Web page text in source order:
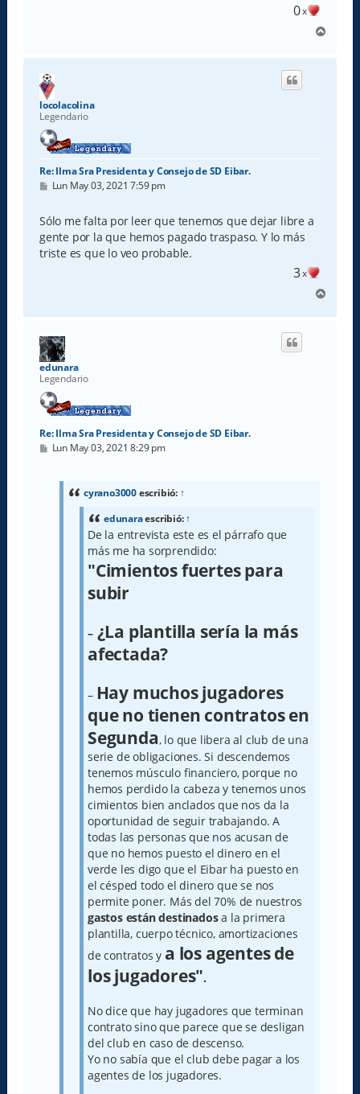
0x
r
locolacolina
Legendario
Re: Ilma Sra Presidenta y Consejo de SD Eibar.
M
s
a
j
e
Lun May 03, 2021 7:59 pm
Sólo me falta por leer que tenemos que dejar libre a
gente por la que hemos pagado traspaso. Y lo más
triste es que lo veo probable.
3x
r
edunara
Legendario
Re: Ilma Sra Presidenta y Consejo de SD Eibar.
M
Lun May 03, 2021 8:29 pm
cyrano3000escribió: ↑
edunaraescribió:↑
De la entrevista este es el párrafo que
más me ha sorprendido:
"Cimientos fuertes para
subir
–¿La plantilla sería la más
afectada?
– Hay muchos jugadores
que no tienen contratos en
Segunda, lo que libera al club de una
serie de obligaciones. Si descendemos
tenemos músculo financiero, porque no
hemos perdido la cabeza y tenemos unos
cimientos bien anclados que nos da la
oportunidad de seguir trabajando. A
todas las personas que nos acusan de
que no hemos puesto el dinero en el
verde les digo que el Eibar ha puesto en
el césped todo el dinero que se nos
permite poner. Más del 70% de nuestros
gastos están destinadosa la primera
plantilla, cuerpo técnico, amortizaciones
de contratos y a los agentes de
los jugadores".
No dice que hay jugadores que terminan
contrato sino que parece que se desligan
del club en caso de descenso.
Yo no sabía que el club debe pagar a los
agentes de los jugadores.